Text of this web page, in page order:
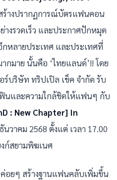
ร้างปรากฏการณ์บัตรแฟนคอน
างรวดเร็ว และประกาศปักหมุด
หลายประเทศ และประเทศที่
กมาย นั้นคือ ‘ไทยแลนด์’!! โดย
บริษัท ทริปเปิล เช็ค จำกัด รับ
ฟินและความใกล้ชิดให้แฟนๆ กับ
: New Chapter] In
วาคม 2568 ตั้งแต่ เวลา 17.00
ก์สยามพิฆเนศ
อยๆ สร้างฐานแฟนคลับเพิ่มขึ้น